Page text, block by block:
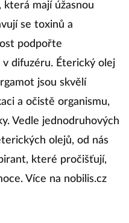
mají úžasnou
se toxinů a
podpořte
difuzéru. Éterický olej
jsou skvělí
a očistě organismu,
Vedle jednodruhových
olejů, od nás
které pročišťují,
Více na nobilis.cz